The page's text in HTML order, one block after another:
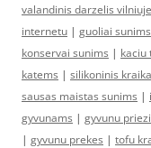
valandinis darzelis vilniuje
internetu | guoliai sunims
konservai sunims | kaciu
katems | silikoninis
sausas maistas sunims |
gyvunams | gyvunu
| gyvunu prekes | tofu